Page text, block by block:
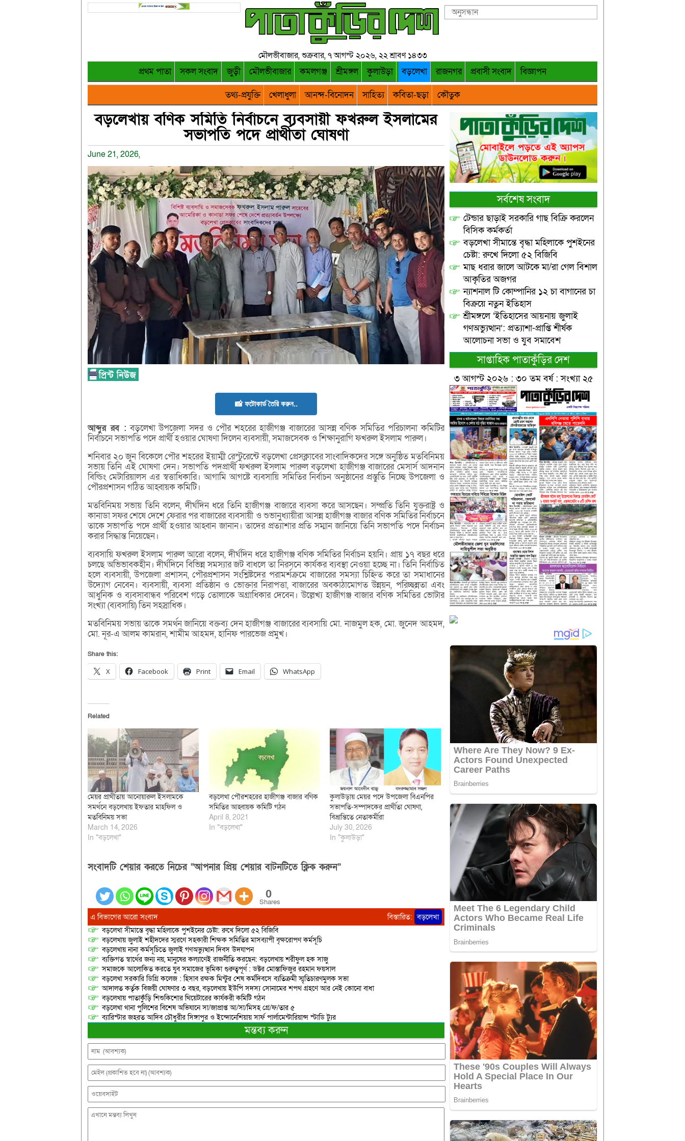
মৌলভীবাজার, শুক্রবার, ৭ আগস্ট ২০২৬, ২২ শ্রাবণ ১৪৩৩
প্রথম পাতা সকল সংবাদ জুড়ী মৌলভীবাজার কমলগঞ্জ শ্রীমঙ্গল কুলাউড়া বড়লেখা রাজনগর প্রবাসী সংবাদ
বিজ্ঞাপন
তথ্য-প্রযুক্তি
খেলাধুলা আনন্দ-বিনোদন সাহিত্য কবিতা-ছড়া কৌতুক
বড়লেখায় বণিক সমিতি নির্বাচনে ব্যবসায়ী ফখরুল ইসলামের
সভাপতি পদে প্রার্থীতা ঘোষণা
June 21, 2026,
📸 ফটোকার্ড তৈরি করুন..
আব্দুররব : বড়লেখা উপজেলা সদর ও পৌর শহরের হাজীগঞ্জ বাজারের আসন্ন বণিক সমিতির পরিচালনা কমিটির
নির্বাচনে সভাপতি পদে প্রার্থী হওয়ার ঘোষণা দিলেন ব্যবসায়ী, সমাজসেবক ও শিক্ষানুরাগি ফখরুল ইসলাম পারুল।
শনিবার ২০ জুন বিকেলে পৌর শহরের ইয়াম্মী রেস্টুরেন্টে বড়লেখা প্রেসক্লাবের সাংবাদিকদের সঙ্গে অনুষ্ঠিত মতবিনিময়
সভায় তিনি এই ঘোষণা দেন। সভাপতি পদপ্রার্থী ফখরুল ইসলাম পারুল বড়লেখা হাজীগঞ্জ বাজারের মেসার্স আদনান
বিল্ডিং মেটারিয়ালস এর স্বত্তাধিকারি। আগামি আগষ্টে ব্যবসায়ি সমিতির নির্বাচন অনুষ্ঠানের প্রস্তুতি নিচ্ছে উপজেলা ও
পৌরপ্রশাসন গঠিত আহ্বায়ক কমিটি।
মতবিনিময় সভায় তিনি বলেন, দীর্ঘদিন ধরে তিনি হাজীগঞ্জ বাজারে ব্যবসা করে আসছেন। সম্প্রতি তিনি যুক্তরাষ্ট্র ও
কানাডা সফর শেষে দেশে ফেরার পর বাজারের ব্যবসায়ী ও শুভানুধ্যায়ীরা আসন্ন হাজীগঞ্জ বাজার বণিক সমিতির নির্বাচনে
তাকে সভাপতি পদে প্রার্থী হওয়ার আহ্বান জানান। তাদের প্রত্যাশার প্রতি সম্মান জানিয়ে তিনি সভাপতি পদে নির্বাচন
করার সিদ্ধান্ত নিয়েছেন।
ব্যবসায়ি ফখরুল ইসলাম পারুল আরো বলেন, দীর্ঘদিন ধরে হাজীগঞ্জ বণিক সমিতির নির্বাচন হয়নি। প্রায় ১৭ বছর ধরে
চলছে অভিভাবকহীন। দীর্ঘদিনে বিভিন্ন সমস্যার জট বাধলে তা নিরসনে কার্যকর ব্যবস্থা নেওয়া হচ্ছে না। তিনি নির্বাচিত
হলে ব্যবসায়ী, উপজেলা প্রশাসন, পৌরপ্রশাসন সংশ্লিষ্টদের পরামর্শক্রমে বাজারের সমস্যা চিহ্নিত করে তা সমাধানের
উদ্যোগ নেবেন। ব্যবসায়ী, ব্যবসা প্রতিষ্ঠান ও ভোক্তার নিরাপত্তা, বাজারের অবকাঠামোগত উন্নয়ন, পরিচ্ছন্নতা এবং
আধুনিক ও ব্যবসাবান্ধব পরিবেশ গড়ে তোলাকে অগ্রাধিকার দেবেন। উল্লেখ্য হাজীগঞ্জ বাজার বণিক সমিতির ভোটার
সংখ্যা (ব্যবসায়ি) তিন সহস্রাধিক।
মতবিনিময় সভায় তাকে সমর্থন জানিয়ে বক্তব্য দেন হাজীগঞ্জ বাজারের ব্যবসায়ি মো. নাজমুল হক, মো. জুনেদ আহমদ,
মো. নূর-এ আলম কামরান, শামীম আহমদ, হানিফ পারভেজ প্রমুখ।
Share this:
X Facebook Print Email WhatsApp
Related
মেয়র প্রার্থীতায় আনোয়ারুল ইসলামকে
সমর্থনে বড়লেখায় ইফতার মাহফিল ও
মতবিনিময় সভা
March 14, 2026
In "বড়লেখা"
বড়লেখা পৌরশহরের হাজীগঞ্জ বাজার বণিক
সমিতির আহ্বায়ক কমিটি গঠন
April 8, 2021
In "বড়লেখা"
কুলাউড়ায় মেয়র পদে উপজেলা বিএনপির
সভাপতি-সম্পাদকের প্রার্থীতা ঘোষণা,
বিভ্রান্তিতে নেতাকর্মীরা
July 30, 2026
In "কুলাউড়া"
সংবাদটি শেয়ার করতে নিচের “আপনার প্রিয় শেয়ার বাটনটিতে ক্লিক করুন”
0
Shares
এ বিভাগের আরো সংবাদ বিস্তারিত: বড়লেখা
বড়লেখা সীমান্তে বৃদ্ধা মহিলাকে পুশইনের চেষ্টা: রুখে দিলো ৫২ বিজিবি
বড়লেখায় জুলাই শহীদদের স্মরণে সহকারী শিক্ষক সমিতির মাসব্যাপী বৃক্ষরোপণ কর্মসূচি
বড়লেখায় নানা কর্মসূচিতে জুলাই গণঅভ্যুত্থান দিবস উদযাপন
ব্যক্তিগত স্বার্থের জন্য নয়, মানুষের কল্যাণেই রাজনীতি করছেন: বড়লেখায় শরীফুল হক সাজু
সমাজকে আলোকিত করতে যুব সমাজের ভূমিকা গুরুত্বপূর্ণ : ডক্টর মোস্তাফিজুর রহমান ফয়সাল
বড়লেখা সরকারি ডিগ্রি কলেজ : হিসাব রক্ষক মিন্টুর শেষ কর্মদিবসে ব্যতিক্রমী স্মৃতিচারণমুলক সভা
আদালত কর্তৃক বিজয়ী ঘোষণার ৩ বছর, বড়লেখায় ইউপি সদস্য সোনামের শপথ গ্রহণে আর নেই কোনো বাধা
বড়লেখায় পাতাকুঁড়ি শিশুকিশোর থিয়েটারের কার্যকরী কমিটি গঠন
বড়লেখা থানা পুলিশের বিশেষ অভিযানে সা/জাপ্রাপ্ত আ/সা/মিসহ গ্রে/ফ/তার ৫
ব্যারিস্টার জহরত আদিব চৌধুরীর সিঙ্গাপুর ও ইন্দোনেশিয়ায় সার্ফ পার্লামেন্টারিয়ান্স স্টাডি ট্যুর
মন্তব্য করুন
সর্বশেষ সংবাদ
টেন্ডার ছাড়াই সরকারি গাছ বিক্রি করলেন
বিসিক কর্মকর্তা
বড়লেখা সীমান্তে বৃদ্ধা মহিলাকে পুশইনের
চেষ্টা: রুখে দিলো ৫২ বিজিবি
মাছ ধরার জালে আটকে মা/রা গেল বিশাল
আকৃতির অজগর
ন্যাশনাল টি কোম্পানির ১২ চা বাগানের চা
বিক্রয়ে নতুন ইতিহাস
শ্রীমঙ্গলে ‘ইতিহাসের আয়নায় জুলাই
গণঅভ্যুত্থান’: প্রত্যাশা-প্রাপ্তি শীর্ষক
আলোচনা সভা ও যুব সমাবেশ
সাপ্তাহিক পাতাকুঁড়ির দেশ
৩ আগস্ট ২০২৬ : ৩০ তম বর্ষ : সংখ্যা ২৫